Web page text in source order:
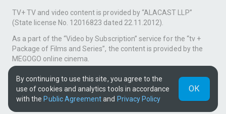
TV+ TV and video content is provided by “ALACAST LLP”
(State license No. 12016823 dated 22.11.2012).
As a part of the “Video by Subscription” service for the “tv +
Package of Films and Series”, the content is provided by the
MEGOGO online cinema.
Support: tvplus@telecom.kz
v3.9.15 | SSR
UUID: 3bb0ed23-2a1f-489b-b1af-49fc5b91a477
By continuing to use this site, you agree to the
use of cookies and analytics tools in accordance
with the Public Agreementand Privacy Policy
ОК